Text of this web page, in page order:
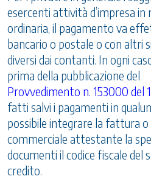
esercenti attività d’impresa in
ordinaria, il pagamento va
bancario o postale o con altri
diversi dai contanti. In ogni
prima della pubblicazione del
Provvedimento n. 153000 del
fatti salvi i pagamenti in
possibile integrare la fattura
commerciale attestante la
documenti il codice fiscale del
credito.